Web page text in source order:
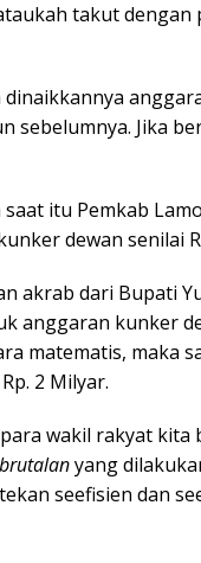
takut dengan
sebelumnya. Jika
itu Pemkab
dewan senilai
akrab dari Bupati
anggaran kunker
matematis, maka
2 Milyar.
wakil rakyat kita
yang
seefisien dan